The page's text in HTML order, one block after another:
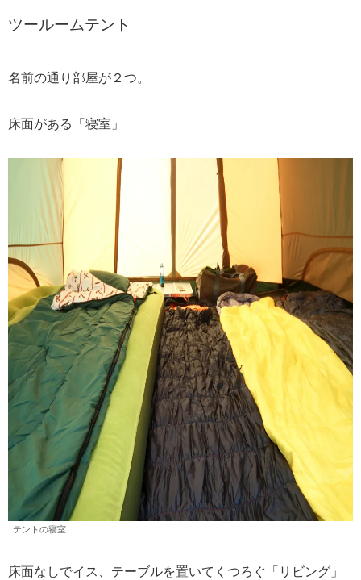
ツールームテント
名前の通り部屋が２つ。
床面がある「寝室」
テントの寝室
床面なしでイス、テーブルを置いてくつろぐ「リビング」